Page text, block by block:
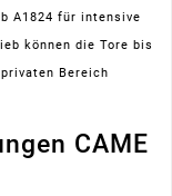
A1824 für intensive
können die Tore bis
Bereich
CAME